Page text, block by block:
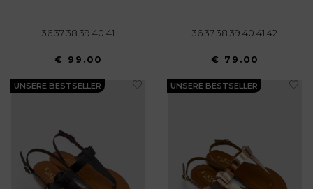
36 37 38 39 40 41
€ 99.00
36 37 38 39 40 41 42
€ 79.00
UNSERE BESTSELLER UNSERE BESTSELLER